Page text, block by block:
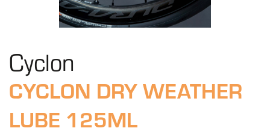
Cyclon
CYCLON DRY WEATHER
LUBE 125ML